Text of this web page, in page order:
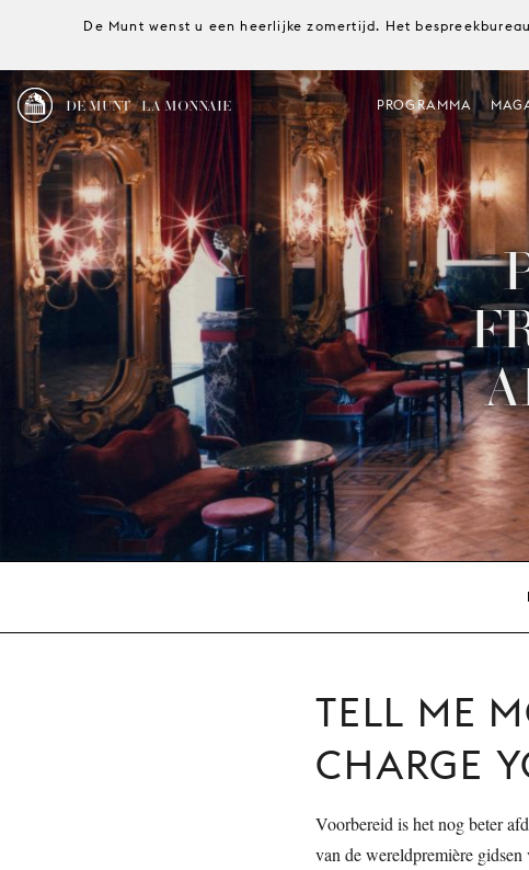
De Munt wenst u een heerlijke zomertijd. Het
DE MUNT / LA MONNAIE PROGRAMMA
TELL ME
CHARGE
Voorbereid is het nog beter
van de wereldpremière